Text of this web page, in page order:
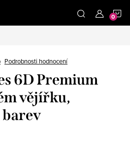
Podrobnosti hodnocení
6D Premium
vějířku,